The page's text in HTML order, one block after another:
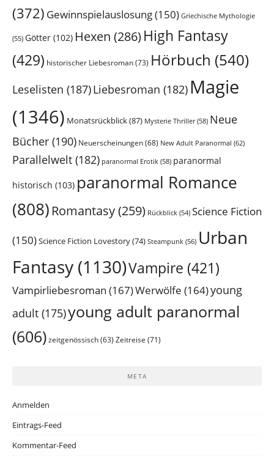
(372) Gewinnspielauslosung(150) Griechische Mythologie
(55) Götter (102) Hexen (286) High Fantasy
(429) historischer Liebesroman(73) Hörbuch (540)
Leselisten (187)Liebesroman (182) Magie
(1346) Monatsrückblick(87) Mysterie Thriller(58) Neue
Bücher (190) Neuerscheinungen(68) New Adult Paranormal (62)
Parallelwelt (182) paranormal Erotik (58) paranormal
historisch (103) paranormal Romance
(808) Romantasy(259) Rückblick (54) Science Fiction
(150)Science Fiction Lovestory(74) Steampunk (56) Urban
Fantasy (1130)Vampire (421)
Vampirliebesroman (167)Werwölfe (164)young
adult (175)young adult paranormal
(606) zeitgenössisch (63) Zeitreise (71)
META
Anmelden
Eintrags-Feed
Kommentar-Feed